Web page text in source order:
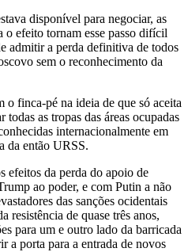
disponível para negociar, as
efeito tornam esse passo difícil
admitir a perda definitiva de todos
sem o reconhecimento da
finca-pé na ideia de que só aceita
as tropas das áreas ocupadas
internacionalmente em
da então URSS.
efeitos da perda do apoio de
ao poder, e com Putin a não
das sanções ocidentais
resistência de quase três anos,
para um e outro lado da barricada
a porta para a entrada de novos